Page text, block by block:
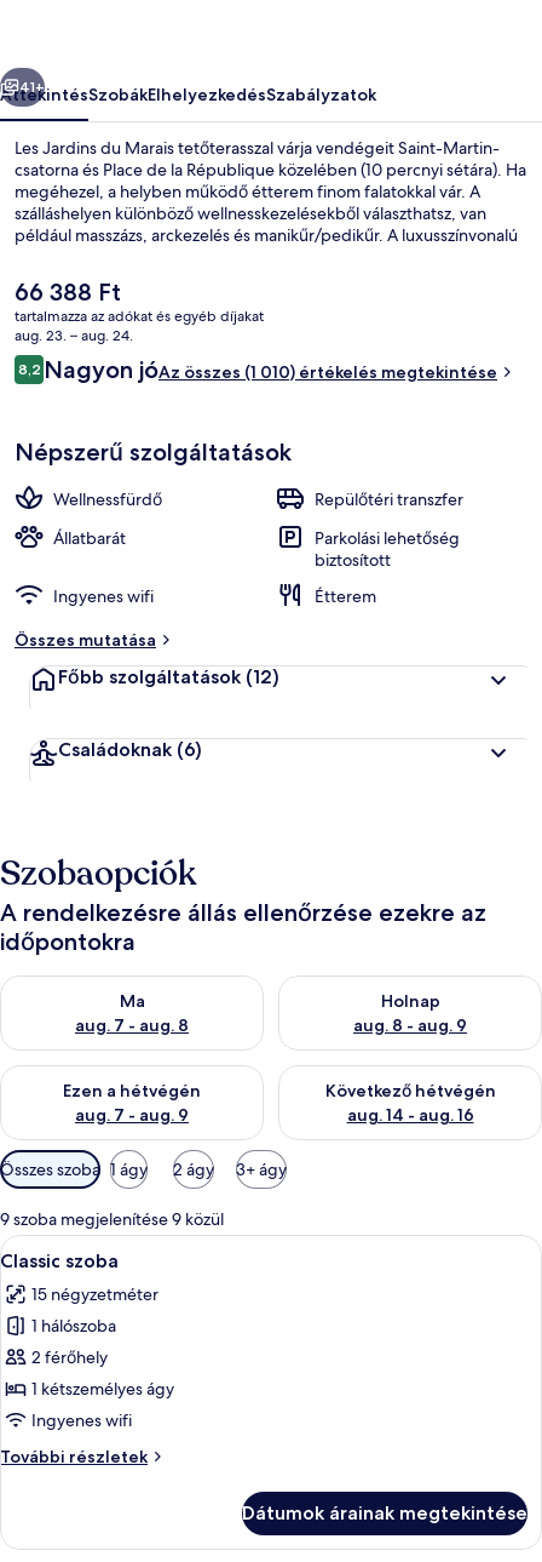
Következő
41+
ÁttekintésSzobákElhelyezkedésSzabályzatok
Les Jardins du Marais tetőterasszal várja vendégeit Saint-Martin-
csatorna és Place de la République közelében (10 percnyi sétára). Ha
megéhezel, a helyben működő étterem finom falatokkal vár. A
szálláshelyen különböző wellnesskezelésekből választhatsz, van
például masszázs, arckezelés és manikűr/pedikűr. A luxusszínvonalú
felszereltségéhez pedig szárítógép és hűtőszekrény is tartozik. Más
utazók szeretik, hogy gyalog is jól elérhető a tömegközlekedés:
Saint-Sébastien – Froissart metróállomás csak pár lépésre, Filles du
Calvaire metróállomás pedig 5 percre van.
A
jelenlegi
ár
66 388 Ft
66 388 Ft
tartalmazza az adókat és egyéb díjakat
aug. 23. – aug. 24.
Értékelések
8,28,2 ennyiből: 10
Nagyon jóAz összes (1 010) értékelés megtekintése
Népszerű szolgáltatások
Wellnessfürdő
Repülőtéri transzfer
Állatbarát
Parkolási lehetőség
biztosított
Ingyenes wifi
Étterem
Összes mutatása
Főbb szolgáltatások (12)
Családoknak (6)
Szobaopciók
A rendelkezésre állás ellenőrzése ezekre az
időpontokra
Ma
aug. 7 - aug. 8
A ma esti rendelkezésre állás ellenőrzése: aug. 7 - aug. 8
Holnap
aug. 8 - aug. 9
A holnapi rendelkezésre állás
Ezen a hétvégén
aug. 7 - aug. 9
A mostani hétvégi rendelkezésre állás ellenőrzése: aug. 7 -
Következő hétvégén
aug. 14 - aug. 16
A következő hétvégi
Szobákhoz
rendelkezésre
álló
szűrők
Összes szoba 1 ágy 2 ágy 3+ ágy
9 szoba megjelenítése 9 közül
A
következő
szoba
összes
képének
megtekintése:
Classic
Egy szállodai szoba, amelyben egy
5
Classic szoba
15 négyzetméter
1 hálószoba
2 férőhely
1 kétszemélyes ágy
Ingyenes wifi
További részletek
Classic
Dátumok árainak megtekintése